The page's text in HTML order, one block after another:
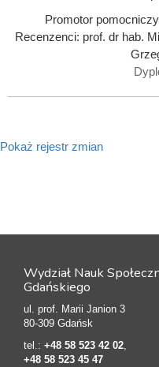
Promotor
Recenzenci: prof. dr hab.
Pokaż rejestr zmian
Wydział Nauk
Gdańskiego
ul. prof. Marii Janion 3
80-309 Gdańsk
tel.: +48 58 523 42 02
+48 58 523 45 47